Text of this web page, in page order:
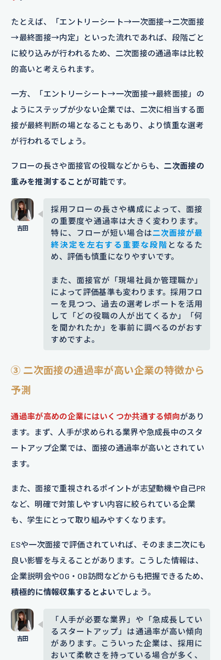
たとえば、「エントリーシート→一次面接→二次面接
→最終面接→内定」といった流れであれば、段階ごと
に絞り込みが行われるため、二次面接の通過率は比較
的高いと考えられます。
一方、「エントリーシート→一次面接→最終面接」の
ようにステップが少ない企業では、二次に相当する面
接が最終判断の場となることもあり、より慎重な選考
が行われるでしょう。
フローの長さや面接官の役職などからも、二次面接の
重みを推測することが可能です。
採用フローの長さや構成によって、面接
の重要度や通過率は大きく変わります。
特に、フローが短い場合は二次面接が最
終決定を左右する重要な段階 となるた
め、評価も慎重になりやすいです。
また、面接官が「現場社員か管理職か」
によって評価基準も変わります。採用フロ
ーを見つつ、過去の選考レポートを活用
して「どの役職の人が出てくるか」「何
を聞かれたか」を事前に調べるのがおす
すめですよ。
③ 二次面接の通過率が高い企業の特徴から
予測
通過率が高めの企業にはいくつか共通する傾向があり
ます。まず、人手が求められる業界や急成長中のスタ
ートアップ企業では、面接の通過率が高いとされてい
ます。
また、面接で重視されるポイントが志望動機や自己PR
など、明確で対策しやすい内容に絞られている企業
も、学生にとって取り組みやすくなります。
ESや一次面接で評価されていれば、そのまま二次にも
良い影響を与えることがあります。こうした情報は、
企業説明会やOG・OB訪問などからも把握できるため、
積極的に情報収集するとよいでしょう。
「人手が必要な業界」や「急成長してい
るスタートアップ」は通過率が高い傾向
があります。こういった企業は、採用に
おいて柔軟さを持っている場合が多く、